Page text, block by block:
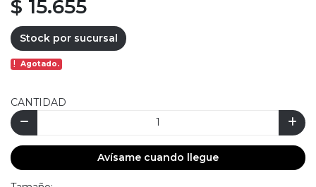
$ 15.655
Stock por sucursal
Agotado.
CANTIDAD
Avísame cuando llegue